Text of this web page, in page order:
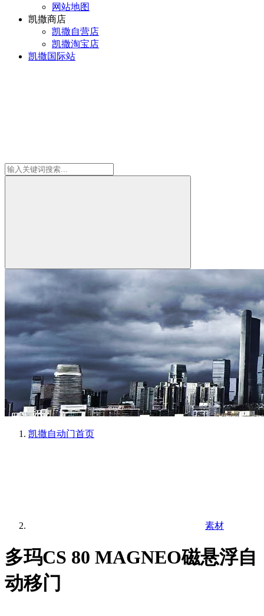
网站地图
凯撒商店
凯撒自营店
凯撒淘宝店
凯撒国际站
凯撒自动门首页
素材
多玛CS 80 MAGNEO磁悬浮自
动移门